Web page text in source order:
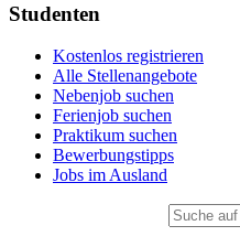
Studenten
Kostenlos registrieren
Alle Stellenangebote
Nebenjob suchen
Ferienjob suchen
Praktikum suchen
Bewerbungstipps
Jobs im Ausland